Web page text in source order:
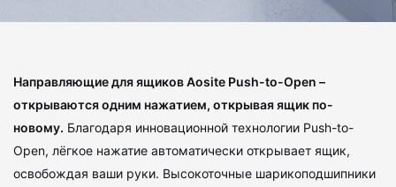
Направляющие для ящиков Aosite Push-to-Open –
открываются одним нажатием, открывая ящик по-
новому. Благодаря инновационной технологии Push-to-
Open, лёгкое нажатие автоматически открывает ящик,
освобождая ваши руки. Высокоточные шарикоподшипники